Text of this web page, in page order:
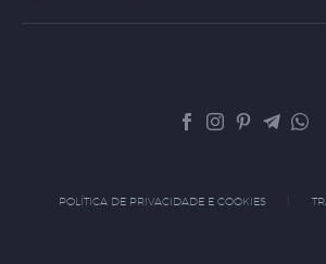
POLÍTICA DE PRIVACIDADE E COOKIES